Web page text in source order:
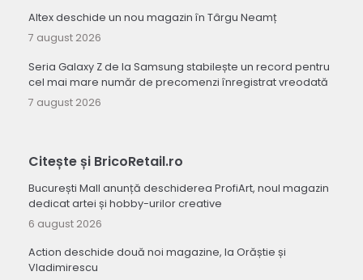
Altex deschide un nou magazin în Târgu Neamț
7 august 2026
Seria Galaxy Z de la Samsung stabilește un record pentru
cel mai mare număr de precomenzi înregistrat vreodată
7 august 2026
Citește și BricoRetail.ro
București Mall anunță deschiderea ProfiArt, noul magazin
dedicat artei și hobby-urilor creative
6 august 2026
Action deschide două noi magazine, la Orăștie și
Vladimirescu